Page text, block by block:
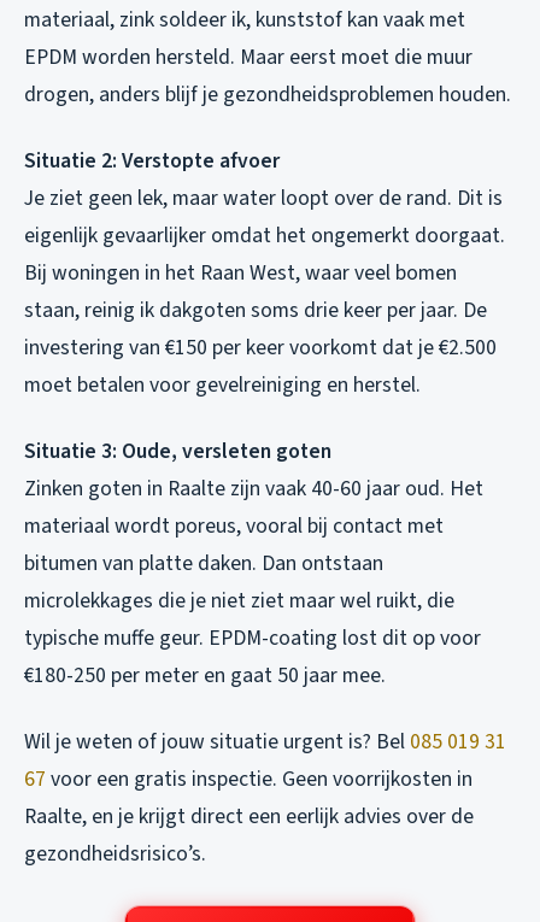
materiaal, zink soldeer ik, kunststof kan vaak met
EPDM worden hersteld. Maar eerst moet die muur
drogen, anders blijf je gezondheidsproblemen houden.
Situatie 2: Verstopte afvoer
Je ziet geen lek, maar water loopt over de rand. Dit is
eigenlijk gevaarlijker omdat het ongemerkt doorgaat.
Bij woningen in het Raan West, waar veel bomen
staan, reinig ik dakgoten soms drie keer per jaar. De
investering van €150 per keer voorkomt dat je €2.500
moet betalen voor gevelreiniging en herstel.
Situatie 3: Oude, versleten goten
Zinken goten in Raalte zijn vaak 40-60 jaar oud. Het
materiaal wordt poreus, vooral bij contact met
bitumen van platte daken. Dan ontstaan
microlekkages die je niet ziet maar wel ruikt, die
typische muffe geur. EPDM-coating lost dit op voor
€180-250 per meter en gaat 50 jaar mee.
Wil je weten of jouw situatie urgent is? Bel 085 019 31
67 voor een gratis inspectie. Geen voorrijkosten in
Raalte, en je krijgt direct een eerlijk advies over de
gezondheidsrisico’s.